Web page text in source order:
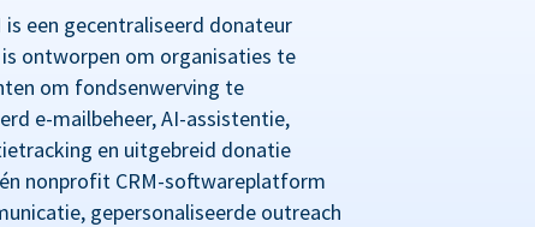
een gecentraliseerd donateur
ontworpen om organisaties te
om fondsenwerving te
e-mailbeheer, AI-assistentie,
en uitgebreid donatie
nonprofit CRM-softwareplatform
gepersonaliseerde outreach